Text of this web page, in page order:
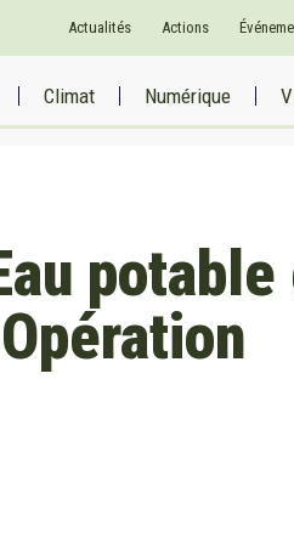
Actualités Actions
Climat Numérique